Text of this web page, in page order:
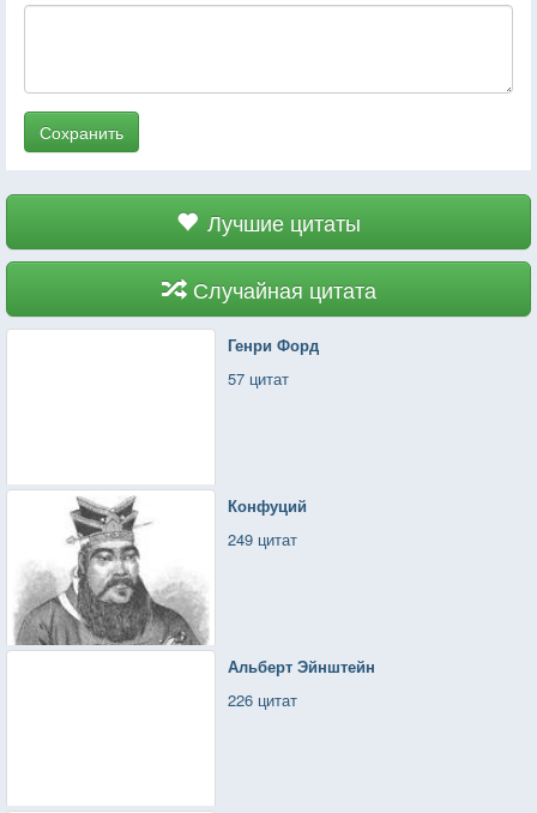
Сохранить
Лучшие цитаты
Случайная цитата
Генри Форд
57 цитат
Конфуций
249 цитат
Альберт Эйнштейн
226 цитат